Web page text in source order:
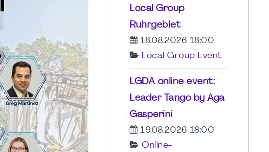
Local Group
Ruhrgebiet
18.08.2026 18:00
Local Group Event
LGDA online event:
Leader Tango by Aga
Gasperini
19.08.2026 18:00
Online-